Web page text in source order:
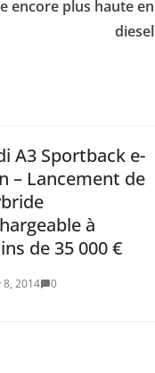
encore plus haute en
diesel
A3 Sportback e-
– Lancement de
à
de 35 000 €
8, 2014 0